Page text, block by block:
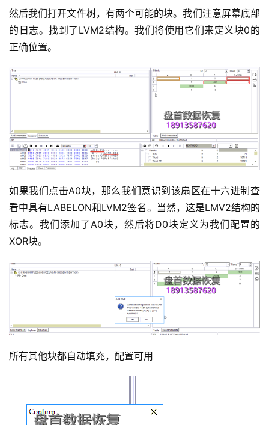
然后我们打开文件树，有两个可能的块。我们注意屏幕底部
的日志。找到了LVM2结构。我们将使用它们来定义块0的
正确位置。
如果我们点击A0块，那么我们意识到该扇区在十六进制查
看中具有LABELON和LVM2签名。当然，这是LMV2结构的
标志。我们添加了A0块，然后将D0块定义为我们配置的
XOR块。
所有其他块都自动填充，配置可用